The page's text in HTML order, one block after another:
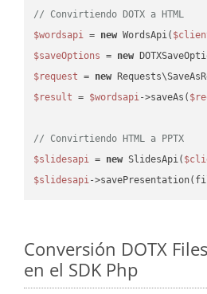
// Convirtiendo DOTX a HTML
$wordsapi = new WordsApi(
$saveOptions = new
$request = new
$result = $wordsapi->saveAs(
// Convirtiendo HTML a PPTX
$slidesapi = new SlidesApi(
$slidesapi-
Conversión DOTX
en el SDK Php